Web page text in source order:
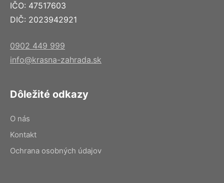
IČO: 47517603
DIČ: 2023942921
0902 449 999
info@krasna-zahrada.sk
Dôležité odkazy
O nás
Kontakt
Ochrana osobných údajov